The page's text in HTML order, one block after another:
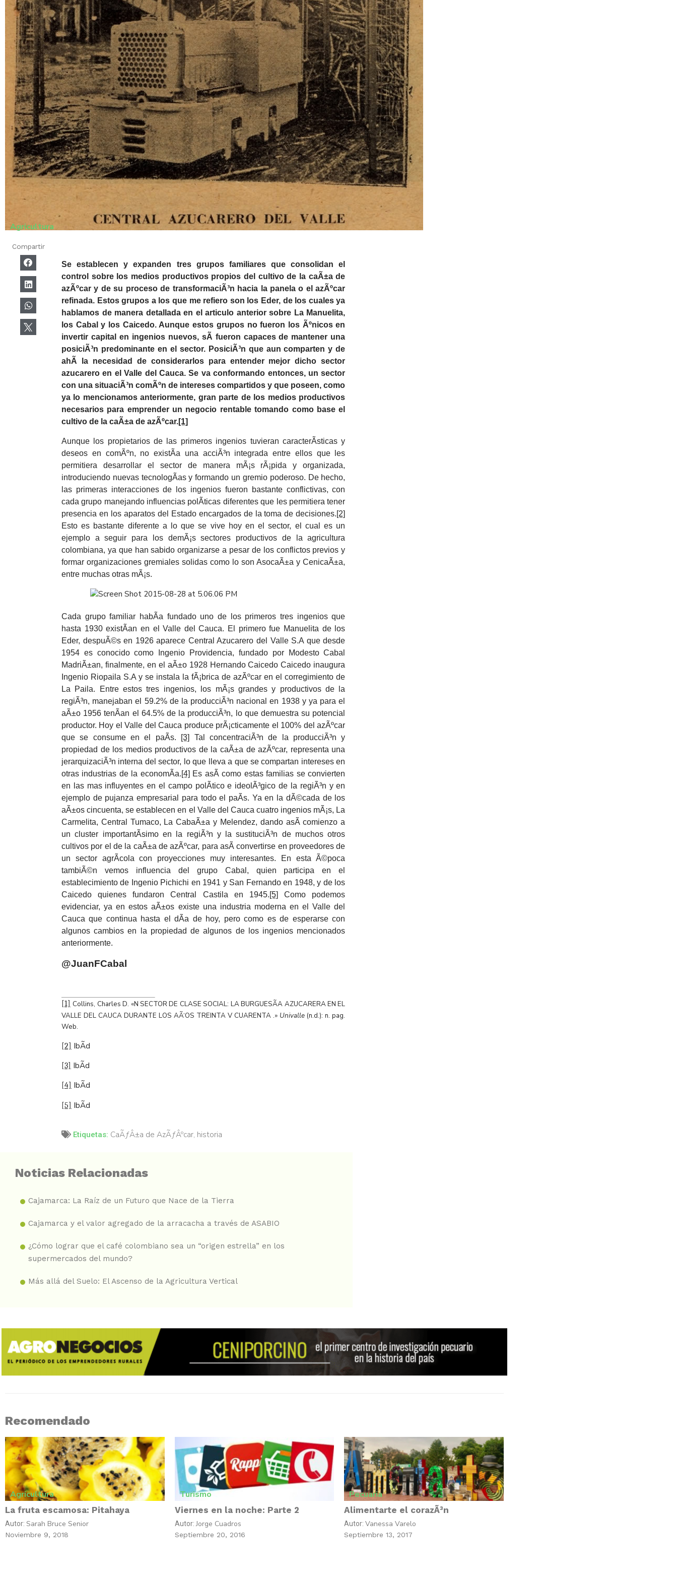
Agricultura
Compartir
Se establecen y expanden tres grupos familiares que consolidan el
control sobre los medios productivos propios del cultivo de la caÃ±a de
azÃºcar y de su proceso de transformaciÃ³n hacia la panela o el azÃºcar
refinada. Estos grupos a los que me refiero son los Eder, de los cuales ya
hablamos de manera detallada en el articulo anterior sobre La Manuelita,
los Cabal y los Caicedo. Aunque estos grupos no fueron los Ãºnicos en
invertir capital en ingenios nuevos, sÃ­ fueron capaces de mantener una
posiciÃ³n predominante en el sector. PosiciÃ³n que aun comparten y de
ahÃ­ la necesidad de considerarlos para entender mejor dicho sector
azucarero en el Valle del Cauca. Se va conformando entonces, un sector
con una situaciÃ³n comÃºn de intereses compartidos y que poseen, como
ya lo mencionamos anteriormente, gran parte de los medios productivos
necesarios para emprender un negocio rentable tomando como base el
cultivo de la caÃ±a de azÃºcar.[1]
Aunque los propietarios de las primeros ingenios tuvieran caracterÃ­sticas y
deseos en comÃºn, no existÃ­a una acciÃ³n integrada entre ellos que les
permitiera desarrollar el sector de manera mÃ¡s rÃ¡pida y organizada,
introduciendo nuevas tecnologÃ­as y formando un gremio poderoso. De hecho,
las primeras interacciones de los ingenios fueron bastante conflictivas, con
cada grupo manejando influencias polÃ­ticas diferentes que les permitiera tener
presencia en los aparatos del Estado encargados de la toma de decisiones.[2]
Esto es bastante diferente a lo que se vive hoy en el sector, el cual es un
ejemplo a seguir para los demÃ¡s sectores productivos de la agricultura
colombiana, ya que han sabido organizarse a pesar de los conflictos previos y
formar organizaciones gremiales solidas como lo son AsocaÃ±a y CenicaÃ±a,
entre muchas otras mÃ¡s.
Cada grupo familiar habÃ­a fundado uno de los primeros tres ingenios que
hasta 1930 existÃ­an en el Valle del Cauca. El primero fue Manuelita de los
Eder, despuÃ©s en 1926 aparece Central Azucarero del Valle S.A que desde
1954 es conocido como Ingenio Providencia, fundado por Modesto Cabal
MadriÃ±an, finalmente, en el aÃ±o 1928 Hernando Caicedo Caicedo inaugura
Ingenio Riopaila S.A y se instala la fÃ¡brica de azÃºcar en el corregimiento de
La Paila. Entre estos tres ingenios, los mÃ¡s grandes y productivos de la
regiÃ³n, manejaban el 59.2% de la producciÃ³n nacional en 1938 y ya para el
aÃ±o 1956 tenÃ­an el 64.5% de la producciÃ³n, lo que demuestra su potencial
productor. Hoy el Valle del Cauca produce prÃ¡cticamente el 100% del azÃºcar
que se consume en el paÃ­s.
[3]
Tal concentraciÃ³n de la producciÃ³n y
propiedad de los medios productivos de la caÃ±a de azÃºcar, representa una
jerarquizaciÃ³n interna del sector, lo que lleva a que se compartan intereses en
otras industrias de la economÃ­a.[4] Es asÃ­ como estas familias se convierten
en las mas influyentes en el campo polÃ­tico e ideolÃ³gico de la regiÃ³n y en
ejemplo de pujanza empresarial para todo el paÃ­s. Ya en la dÃ©cada de los
aÃ±os cincuenta, se establecen en el Valle del Cauca cuatro ingenios mÃ¡s, La
Carmelita, Central Tumaco, La CabaÃ±a y Melendez, dando asÃ­ comienzo a
un cluster importantÃ­simo en la regiÃ³n y la sustituciÃ³n de muchos otros
cultivos por el de la caÃ±a de azÃºcar, para asÃ­ convertirse en proveedores de
un sector agrÃ­cola con proyecciones muy interesantes. En esta Ã©poca
tambiÃ©n vemos influencia del grupo Cabal, quien participa en el
establecimiento de Ingenio Pichichi en 1941 y San Fernando en 1948, y de los
Caicedo quienes fundaron Central Castila en 1945.[5]
Como podemos
evidenciar, ya en estos aÃ±os existe una industria moderna en el Valle del
Cauca que continua hasta el dÃ­a de hoy, pero como es de esperarse con
algunos cambios en la propiedad de algunos de los ingenios mencionados
anteriormente.
@JuanFCabal
[1]
Collins, Charles D. «N SECTOR DE CLASE SOCIAL: LA BURGUESÃA AZUCARERA EN EL
VALLE DEL CAUCA DURANTE LOS AÃ‘OS TREINTA V CUARENTA .» Univalle (n.d.): n. pag.
Web.
[2] IbÃ­d
[3] IbÃ­d
[4] IbÃ­d
[5] IbÃ­d
Etiquetas: CaÃƒÂ±a de AzÃƒÂºcar, historia
Noticias Relacionadas
Cajamarca: La Raíz de un Futuro que Nace de la Tierra
Cajamarca y el valor agregado de la arracacha a través de ASABIO
¿Cómo lograr que el café colombiano sea un “origen estrella” en los
supermercados del mundo?
Más allá del Suelo: El Ascenso de la Agricultura Vertical
Recomendado
Agricultura
La fruta escamosa: Pitahaya
Autor: Sarah Bruce Senior
Noviembre 9, 2018
Turismo
Viernes en la noche: Parte 2
Autor: Jorge Cuadros
Septiembre 20, 2016
Pecuaria
Alimentarte el corazÃ³n
Autor:Vanessa Varelo
Septiembre 13, 2017